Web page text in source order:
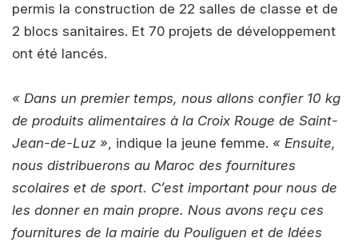
permis la construction de 22 salles de classe et de
2 blocs sanitaires. Et 70 projets de développement
ont été lancés.
« Dans un premier temps, nous allons confier 10 kg
de produits alimentaires à la Croix Rouge de Saint-
Jean-de-Luz », indique la jeune femme. « Ensuite,
nous distribuerons au Maroc des fournitures
scolaires et de sport. C’est important pour nous de
les donner en main propre. Nous avons reçu ces
fournitures de la mairie du Pouliguen et de Idées